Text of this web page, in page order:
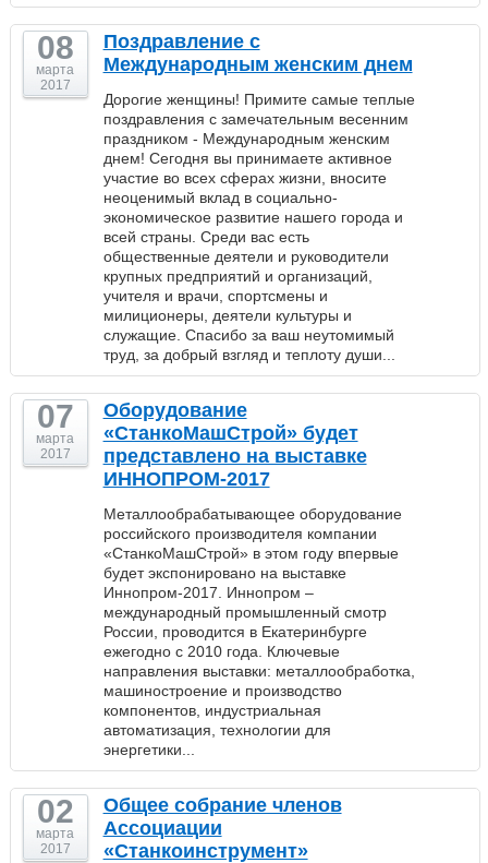
08
марта
2017
Поздравление с
Международным женским днем
Дорогие женщины! Примите самые теплые
поздравления с замечательным весенним
праздником - Международным женским
днем! Сегодня вы принимаете активное
участие во всех сферах жизни, вносите
неоценимый вклад в социально-
экономическое развитие нашего города и
всей страны. Среди вас есть
общественные деятели и руководители
крупных предприятий и организаций,
учителя и врачи, спортсмены и
милиционеры, деятели культуры и
служащие. Спасибо за ваш неутомимый
труд, за добрый взгляд и теплоту души...
07
марта
2017
Оборудование
«СтанкоМашСтрой» будет
представлено на выставке
ИННОПРОМ-2017
Металлообрабатывающее оборудование
российского производителя компании
«СтанкоМашСтрой» в этом году впервые
будет экспонировано на выставке
Иннопром-2017. Иннопром –
международный промышленный смотр
России, проводится в Екатеринбурге
ежегодно с 2010 года. Ключевые
направления выставки: металлообработка,
машиностроение и производство
компонентов, индустриальная
автоматизация, технологии для
энергетики...
02
марта
2017
Общее собрание членов
Ассоциации
«Станкоинструмент»